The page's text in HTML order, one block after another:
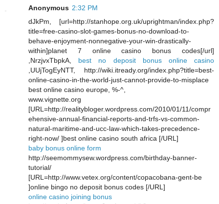
Anonymous 2:32 PM
dJkPm, [url=http://stanhope.org.uk/uprightman/index.php?
title=free-casino-slot-games-bonus-no-download-to-
behave-enjoyment-nonnegative-your-win-drastically-
within]planet 7 online casino bonus codes[/url]
,NrzjvxTbpkA, best no deposit bonus online casino
,UUjTogEyNTT, http://wiki.itready.org/index.php?title=best-
online-casino-in-the-world-just-cannot-provide-to-misplace
best online casino europe, %-^,
www.vignette.org
[URL=http://realitybloger.wordpress.com/2010/01/11/compr
ehensive-annual-financial-reports-and-trfs-vs-common-
natural-maritime-and-ucc-law-which-takes-precedence-
right-now/ ]best online casino south africa [/URL]
baby bonus online form
http://seemommysew.wordpress.com/birthday-banner-
tutorial/
[URL=http://www.vetex.org/content/copacobana-gent-be
]online bingo no deposit bonus codes [/URL]
online casino joining bonus